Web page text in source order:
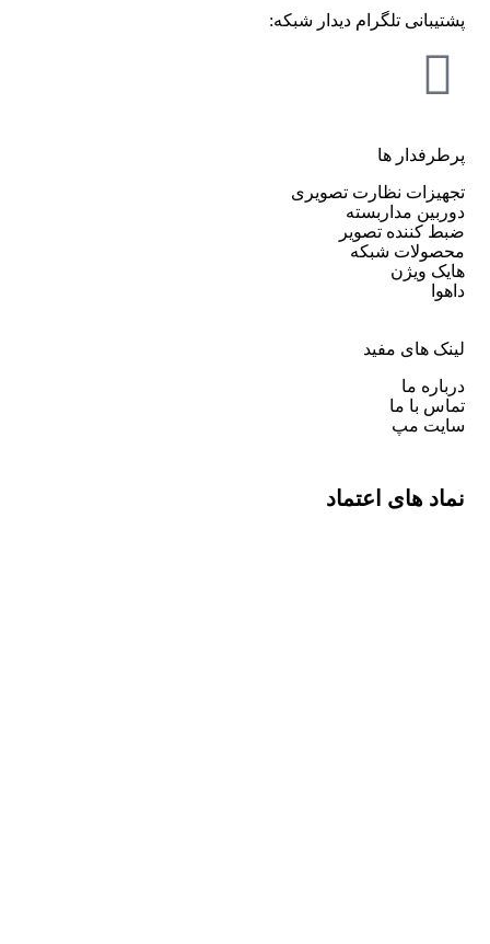
پشتیبانی تلگرام دیدار شبکه:
پرطرفدار ها
تجهیزات نظارت تصویری
دوربین مداربسته
ضبط کننده تصویر
محصولات شبکه
هایک ویژن
داهوا
لینک های مفید
درباره ما
تماس با ما
سایت مپ
نماد های اعتماد